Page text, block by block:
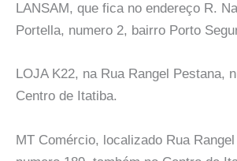
LANSAM, que fica no endereço R.
Portella, numero 2, bairro Porto
LOJA K22, na Rua Rangel Pestana,
Centro de Itatiba.
MT Comércio, localizado Rua